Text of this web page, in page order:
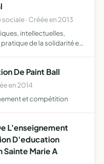
sociale · Créée en 2013
intellectuelles,
de la solidarité et
De Paint Ball
en 2014
et compétition
L'enseignement
D'education
Marie A